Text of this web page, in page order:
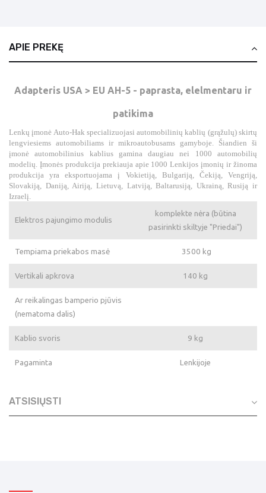
APIE PREKĘ
Adapteris USA > EU AH-5 - paprasta, elelmentaru ir
patikima
Lenkų įmonė Auto-Hak specializuojasi automobilinių kablių (grąžulų) skirtų
lengviesiems automobiliams ir mikroautobusams gamyboje. Šiandien ši
įmonė automobilinius kablius gamina daugiau nei 1000 automobilių
modelių. Įmonės produkcija prekiauja apie 1000 Lenkijos įmonių ir žinoma
produkcija yra eksportuojama į Vokietiją, Bulgariją, Čekiją, Vengriją,
Slovakiją, Daniją, Airiją, Lietuvą, Latviją, Baltarusiją, Ukrainą, Rusiją ir
Izraelį.
Elektros pajungimo modulis
komplekte nėra (būtina
pasirinkti skiltyje "Priedai")
Tempiama priekabos masė 3500 kg
Vertikali apkrova 140 kg
Ar reikalingas bamperio pjūvis
(nematoma dalis)
Kablio svoris 9 kg
Pagaminta Lenkijoje
ATSISIŲSTI